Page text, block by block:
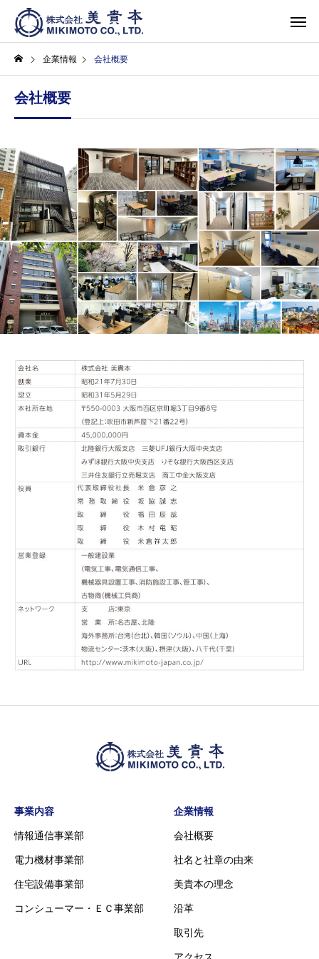
企業情報 会社概要
会社概要
事業内容
情報通信事業部
電力機材事業部
住宅設備事業部
コンシューマー・ＥＣ事業部
企業情報
会社概要
社名と社章の由来
美貴本の理念
沿革
取引先